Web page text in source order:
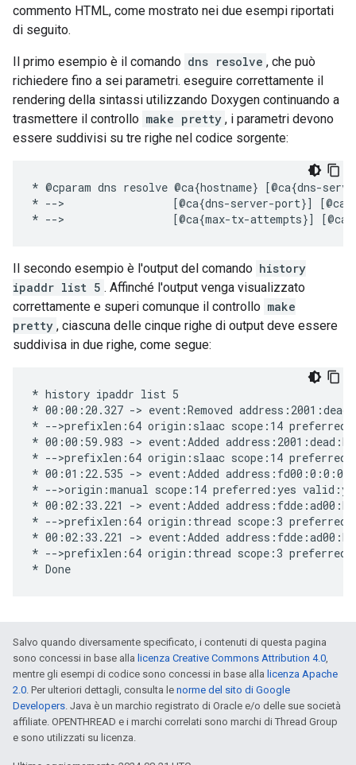
commento HTML, come mostrato nei due esempi riportati
di seguito.
Il primo esempio è il comando dns resolve , che può
richiedere fino a sei parametri. eseguire correttamente il
rendering della sintassi utilizzando Doxygen continuando a
trasmettere il controllo make pretty , i parametri devono
essere suddivisi su tre righe nel codice sorgente:
* @cparam dns resolve @ca{hostname} [@ca{dns-
* -->                 [@ca{dns-server-port}]
Il secondo esempio è l'output del comando history
ipaddr list 5 . Affinché l'output venga visualizzato
correttamente e superi comunque il controllo make
pretty , ciascuna delle cinque righe di output deve essere
suddivisa in due righe, come segue:
* history ipaddr list 5
* 00:00:20.327 -> event:Removed
* -->prefixlen:64 origin:slaac scope:14
* 00:00:59.983 -> event:Added
* -->prefixlen:64 origin:slaac scope:14
* 00:01:22.535 -> event:Added
* -->origin:manual scope:14 preferred:yes
* 00:02:33.221 -> event:Added
* -->prefixlen:64 origin:thread scope:3
* 00:02:33.221 -> event:Added
* -->prefixlen:64 origin:thread scope:3
Salvo quando diversamente specificato, i contenuti di questa pagina
sono concessi in base alla licenza Creative Commons Attribution 4.0,
mentre gli esempi di codice sono concessi in base alla licenza Apache
2.0. Per ulteriori dettagli, consulta le norme del sito di Google
Developers. Java è un marchio registrato di Oracle e/o delle sue società
affiliate. OPENTHREAD e i marchi correlati sono marchi di Thread Group
e sono utilizzati su licenza.